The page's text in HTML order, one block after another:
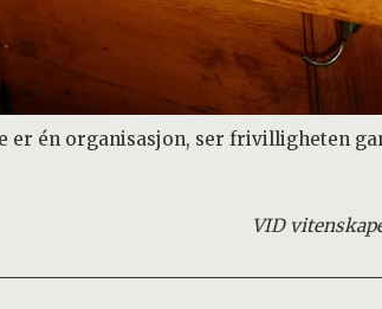
er én organisasjon, ser frivilligheten
VID